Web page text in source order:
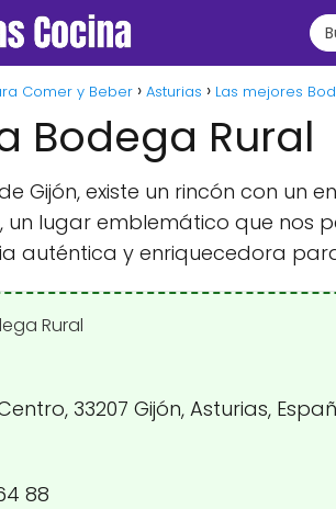
Comer y Beber Asturias Las mejores
Bodega Rural
Gijón, existe un rincón con
un lugar emblemático que nos
auténtica y enriquecedora
33207 Gijón, Asturias,
88